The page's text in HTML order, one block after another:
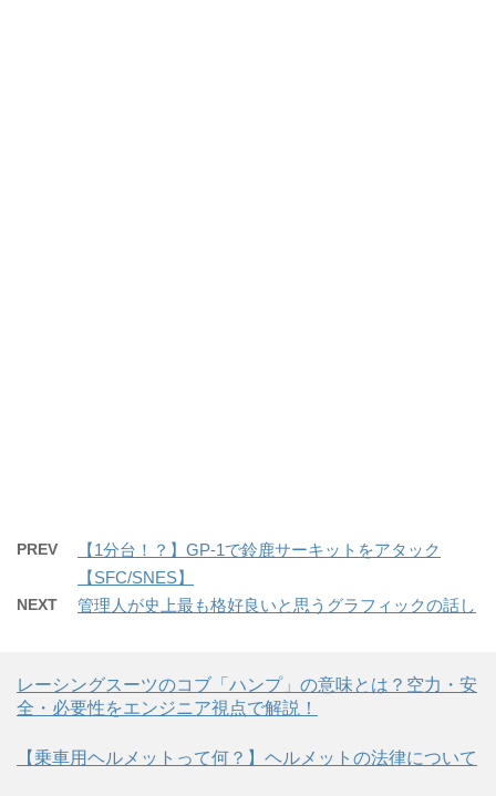
PREV
【1分台！？】GP-1で鈴鹿サーキットをアタック
【SFC/SNES】
NEXT 管理人が史上最も格好良いと思うグラフィックの話し
レーシングスーツのコブ「ハンプ」の意味とは？空力・安
全・必要性をエンジニア視点で解説！
【乗車用ヘルメットって何？】ヘルメットの法律について